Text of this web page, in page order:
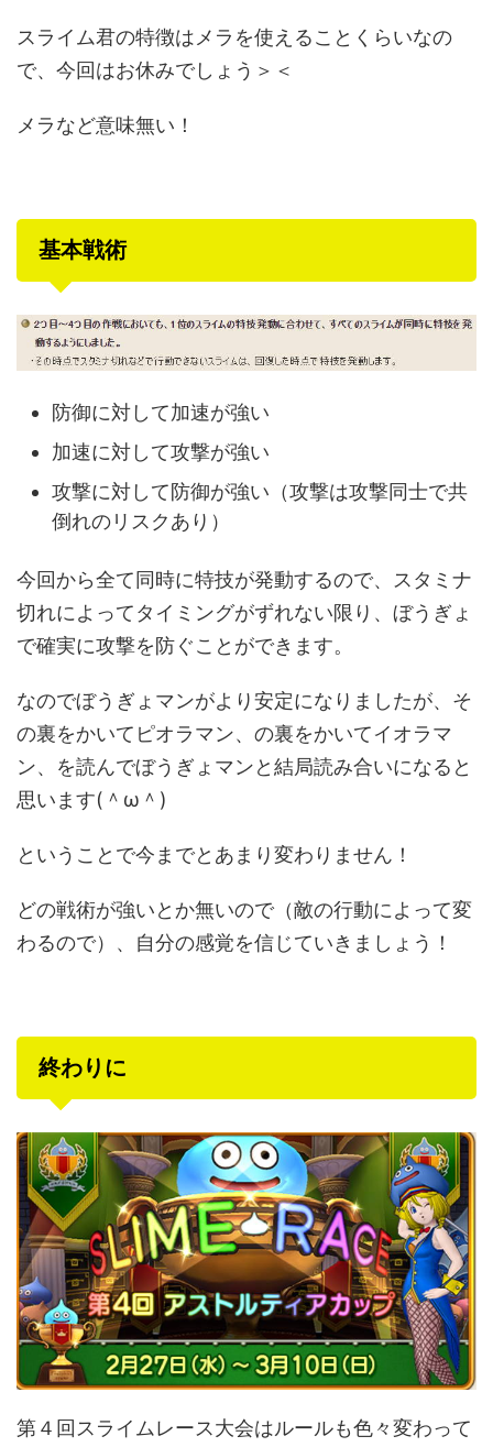
スライム君の特徴はメラを使えることくらいなの
で、今回はお休みでしょう＞＜
メラなど意味無い！
基本戦術
防御に対して加速が強い
加速に対して攻撃が強い
攻撃に対して防御が強い（攻撃は攻撃同士で共
倒れのリスクあり）
今回から全て同時に特技が発動するので、スタミナ
切れによってタイミングがずれない限り、ぼうぎょ
で確実に攻撃を防ぐことができます。
なのでぼうぎょマンがより安定になりましたが、そ
の裏をかいてピオラマン、の裏をかいてイオラマ
ン、を読んでぼうぎょマンと結局読み合いになると
思います(＾ω＾)
ということで今までとあまり変わりません！
どの戦術が強いとか無いので（敵の行動によって変
わるので）、自分の感覚を信じていきましょう！
終わりに
第４回スライムレース大会はルールも色々変わって